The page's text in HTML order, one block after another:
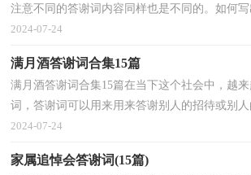
注意不同的答谢词内容同样也是不同的。如何
的答谢词？下面是小编收集整理的追悼会家属答
2024-07-24
满月酒答谢词合集15篇
满月酒答谢词合集15篇在当下这个社会中，越
词，答谢词可以用来用来答谢别人的招待或别
词，相信很多人都是毫无头绪的状态吧，以下是
2024-07-24
家属追悼会答谢词(15篇)